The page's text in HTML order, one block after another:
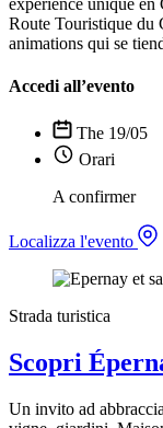
Route Touristique du
animations qui se
Accedi all’evento
The 19/05
Orari
A confirmer
Localizza l'evento
Strada turistica
Scopri
Un invito ad